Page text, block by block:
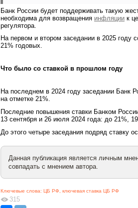
Банк России будет поддерживать такую
необходима для возвращения инфляции к
регулятора.
На первом и втором заседании в 2025 году
21% годовых.
Что было со ставкой в прошлом году
На последнем в 2024 году заседании Банк
на отметке 21%.
Последние повышения ставки Банком
13 сентября и 26 июля 2024 года: до 21%,
До этого четыре заседания подряд ставку
Данная публикация является личным
совпадать с мнением автора.
Ключевые слова: ЦБ РФ ключевая ставка ЦБ РФ
315